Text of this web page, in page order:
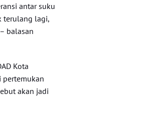
antar suku
terulang lagi,
balasan
Kota
pertemukan
akan jadi